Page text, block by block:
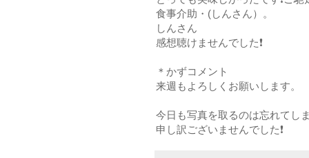
食事介助・(しんさん）。
しんさん
感想聴けませんでした❗
＊かずコメント
来週もよろしくお願いします。
今日も写真を取るのは忘れてし
申し訳ございませんでした❗